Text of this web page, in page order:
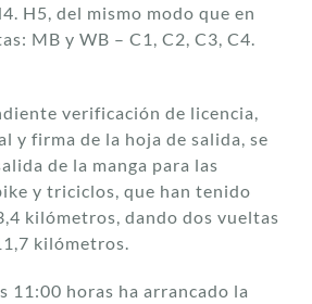
H5, del mismo modo que en
MB y WB – C1, C2, C3, C4.
verificación de licencia,
y firma de la hoja de salida, se
de la manga para las
y triciclos, que han tenido
kilómetros, dando dos vueltas
kilómetros.
11:00 horas ha arrancado la